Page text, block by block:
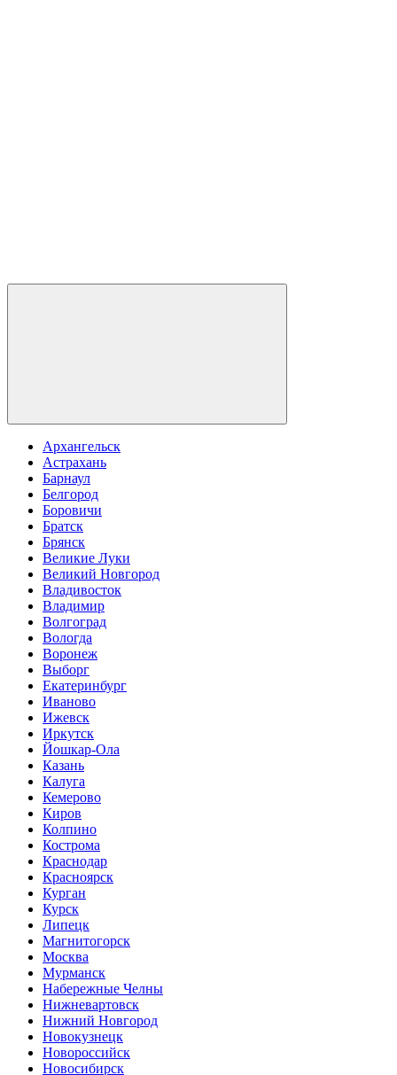
Архангельск
Астрахань
Барнаул
Белгород
Боровичи
Братск
Брянск
Великие Луки
Великий Новгород
Владивосток
Владимир
Волгоград
Вологда
Воронеж
Выборг
Екатеринбург
Иваново
Ижевск
Иркутск
Йошкар-Ола
Казань
Калуга
Кемерово
Киров
Колпино
Кострома
Краснодар
Красноярск
Курган
Курск
Липецк
Магнитогорск
Москва
Мурманск
Набережные Челны
Нижневартовск
Нижний Новгород
Новокузнецк
Новороссийск
Новосибирск